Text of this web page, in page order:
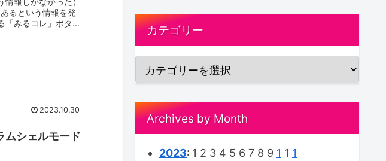
るという情報を発
「みるコレ」ボタン
2023.10.30
シェルモード
カテゴリー
Archives by Month
2023: 1 2 3 4 5 6 7 8 9 1 1 1